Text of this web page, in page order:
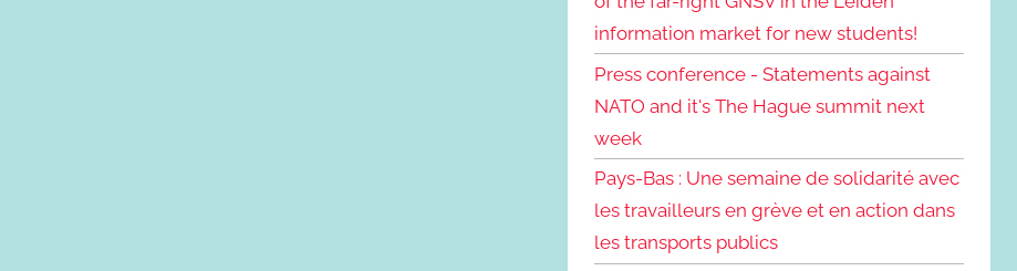
information market for new students!
Press conference - Statements against
NATO and it's The Hague summit next
week
Pays-Bas : Une semaine de solidarité avec
les travailleurs en grève et en action dans
les transports publics